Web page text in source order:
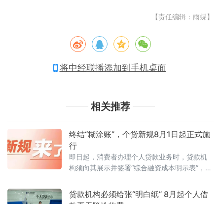
【责任编辑：雨蝶】
将中经联播添加到手机桌面
相关推荐
终结“糊涂账”，个贷新规8月1日起正式施
行
即日起，消费者办理个人贷款业务时，贷款机
构须向其展示并签署“综合融资成本明示表”，逐
人贷款领域长期存在的息费不透明、隐性收费
等问题迎来系统性整治。终结“糊涂账”：一份表
贷款机构必须给张“明白纸” 8月起个人借